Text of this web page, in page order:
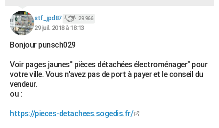
stf_jpd87 29 966
29 juil. 2018 à 18:13
Bonjour punsch029
Voir pages jaunes" pièces détachées électroménager" pour
votre ville. Vous n'avez pas de port à payer et le conseil du
vendeur.
ou :
https://pieces-detachees.sogedis.fr/